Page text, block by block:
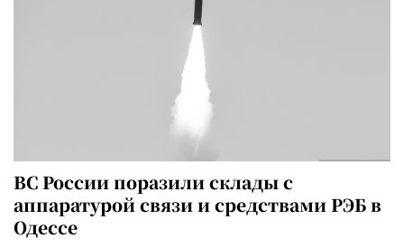
ВС России поразили склады с
аппаратурой связи и средствами РЭБ в
Одессе